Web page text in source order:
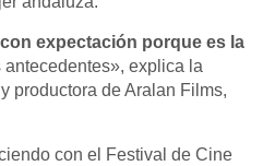
expectación porque es la
antecedentes», explica la
productora de Aralan Films,
con el Festival de Cine